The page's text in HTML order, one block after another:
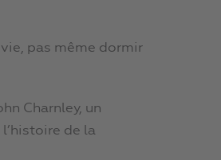
vie, pas même dormir
Charnley, un
de la